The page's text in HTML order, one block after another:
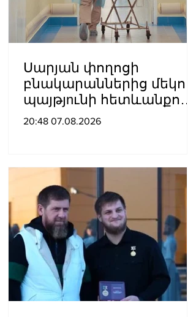
Սարյան փողոցի
բնակարաններից մեկում
պայթյnւնի հետևանքով
55-ամյա տղամարդը
20:48 07.08.2026